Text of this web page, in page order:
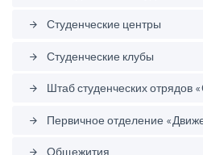
arrow_forward Студенческие центры
arrow_forward Студенческие клубы
arrow_forward Штаб студенческих отрядов
arrow_forward Первичное отделение
arrow_forward Общежития